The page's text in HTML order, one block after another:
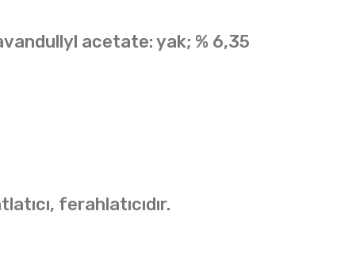
acetate: yak; % 6,35
ferahlatıcıdır.